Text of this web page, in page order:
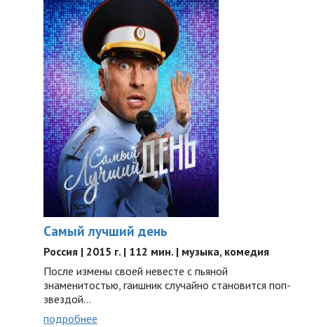
Самый лучший день
Россия | 2015 г. | 112 мин. | музыка, комедия
После измены своей невесте с пьяной
знаменитостью, гаишник случайно становится поп-
звездой…
подробнее